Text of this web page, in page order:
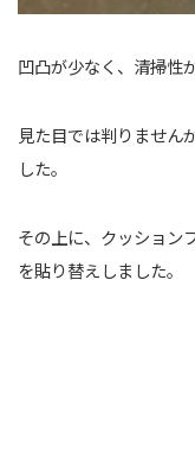
凹凸が少なく、清掃性
見た目では判りません
した。
その上に、クッション
を貼り替えしました。